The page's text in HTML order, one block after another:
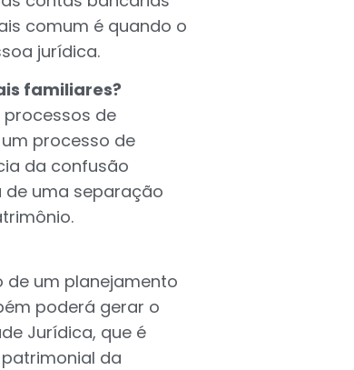
comum é quando o
jurídica.
familiares?
processos de
processo de
da confusão
uma separação
de um planejamento
poderá gerar o
Jurídica, que é
da